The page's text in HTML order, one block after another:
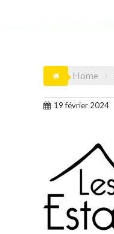
Home
19 février 2024